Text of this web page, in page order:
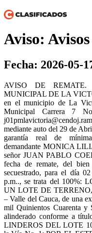
Aviso:
Fecha: 2026-05-
AVISO DE
MUNICIPAL DE LA
en el municipio de La
Municipal Carrera 7
mediante auto del 29 de
garantía real de
demandante MONICA
señor JUAN PABLO
fecha de remate, del bien
secuestrado, para el día
p.m.., se trata del 100%:
UN LOTE DE TERRENO,
– Valle del Cauca, de una
mil Quinientos Cuarenta y
alinderado conforme a
LINDEROS DEL LOTE